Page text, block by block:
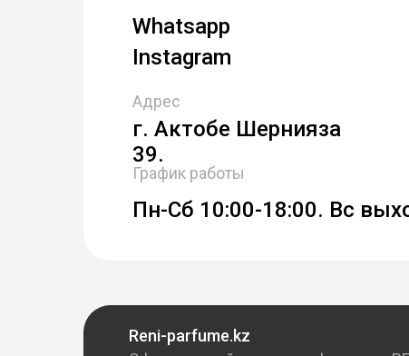
Адрес
График работы
Whatsapp
Instagram
г. Актобе Шернияза
39.
Пн-Сб 10:00-18:00. Вс
Reni-parfume.kz